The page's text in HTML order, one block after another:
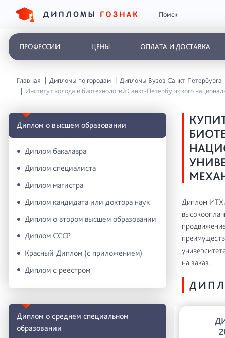
ПРОФЕССИИ ЦЕНЫ ОПЛАТА И ДОСТАВКА
Главная Дипломы по городам
Дипломы Вузов Санкт-Петербурга
Институт холода и биотехнологий Санкт-Петербургского
Диплом о высшем образовании
Диплом бакалавра
Диплом специалиста
Диплом магистра
Диплом кандидата или доктора наук
Диплом о втором высшем образовании
Диплом СССР
Красный Диплом (с приложением)
Диплом с реестром
Диплом о среднем специальном
образовании
Диплом
на заказ.